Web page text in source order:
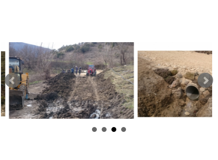
Јавни позиви
Обавјештења
Заштита од пожара
COVID 19
Геоистраживања